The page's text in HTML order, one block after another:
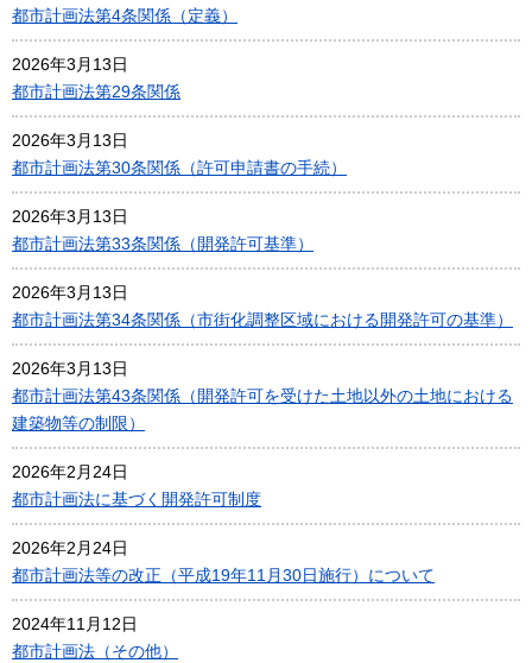
都市計画法第4条関係（定義）
2026年3月13日
都市計画法第29条関係
2026年3月13日
都市計画法第30条関係（許可申請書の手続）
2026年3月13日
都市計画法第33条関係（開発許可基準）
2026年3月13日
都市計画法第34条関係（市街化調整区域における開発許可の基準）
2026年3月13日
都市計画法第43条関係（開発許可を受けた土地以外の土地における
建築物等の制限）
2026年2月24日
都市計画法に基づく開発許可制度
2026年2月24日
都市計画法等の改正（平成19年11月30日施行）について
2024年11月12日
都市計画法（その他）